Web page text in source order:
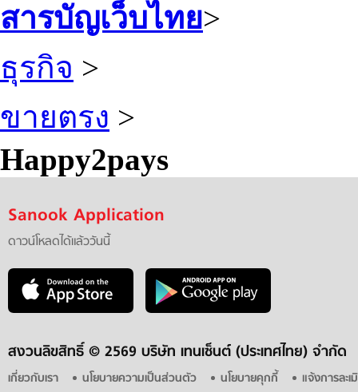
สารบัญเว็บไทย>
ธุรกิจ >
ขายตรง >
Happy2pays
Sanook Application
ดาวน์โหลดได้แล้ววันนี้
สงวนลิขสิทธิ์ © 2569 บริษัท เทนเซ็นต์ (ประเทศไทย) จำกัด
เกี่ยวกับเรา นโยบายความเป็นส่วนตัว นโยบายคุกกี้ แจ้งการละ